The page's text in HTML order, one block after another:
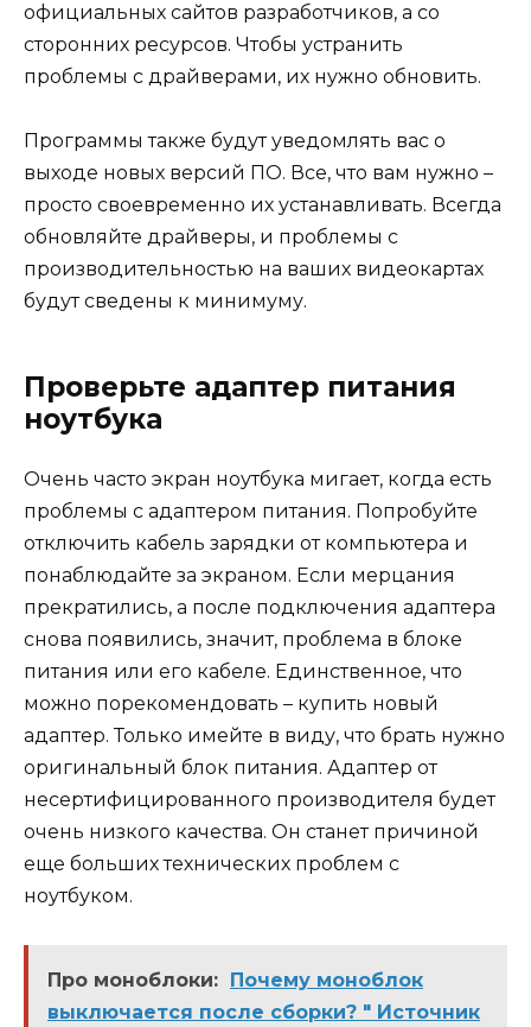
официальных сайтов разработчиков, а со
сторонних ресурсов. Чтобы устранить
проблемы с драйверами, их нужно обновить.
Программы также будут уведомлять вас о
выходе новых версий ПО. Все, что вам нужно –
просто своевременно их устанавливать. Всегда
обновляйте драйверы, и проблемы с
производительностью на ваших видеокартах
будут сведены к минимуму.
Проверьте адаптер питания
ноутбука
Очень часто экран ноутбука мигает, когда есть
проблемы с адаптером питания. Попробуйте
отключить кабель зарядки от компьютера и
понаблюдайте за экраном. Если мерцания
прекратились, а после подключения адаптера
снова появились, значит, проблема в блоке
питания или его кабеле. Единственное, что
можно порекомендовать – купить новый
адаптер. Только имейте в виду, что брать нужно
оригинальный блок питания. Адаптер от
несертифицированного производителя будет
очень низкого качества. Он станет причиной
еще больших технических проблем с
ноутбуком.
Про моноблоки: Почему моноблок
выключается после сборки? " Источник